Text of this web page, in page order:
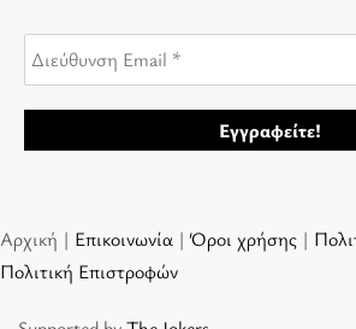
Αρχική | Επικοινωνία |Όροι χρήσης |
Πολιτική Επιστροφών